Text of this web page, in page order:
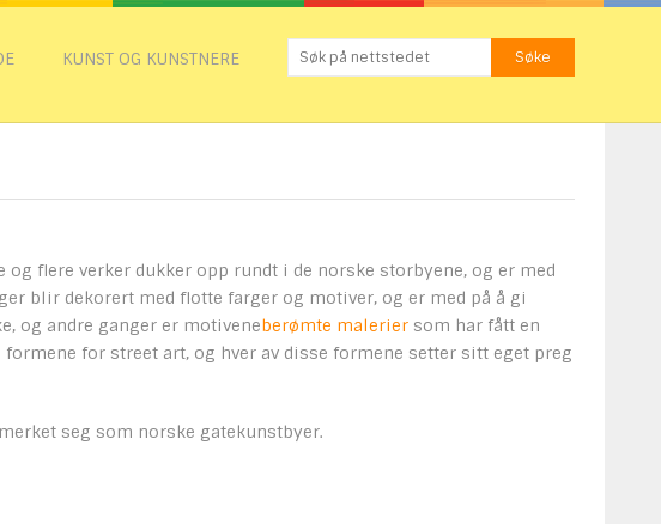
KUNST OG KUNSTNERE
og flere verker dukker opp rundt i de norske storbyene, og er med
blir dekorert med flotte farger og motiver, og er med på å gi
og andre ganger er motiveneberømte malerier som har fått en
formene for street art, og hver av disse formene setter sitt eget preg
seg som norske gatekunstbyer.